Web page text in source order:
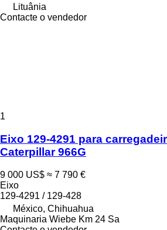
Lituânia
Contacte o vendedor
1
Eixo 129-4291 para
Caterpillar 966G
9 000 US$ ≈ 7 790 €
Eixo
129-4291 / 129-428
México, Chihuahua
Maquinaria Wiebe Km 24 Sa